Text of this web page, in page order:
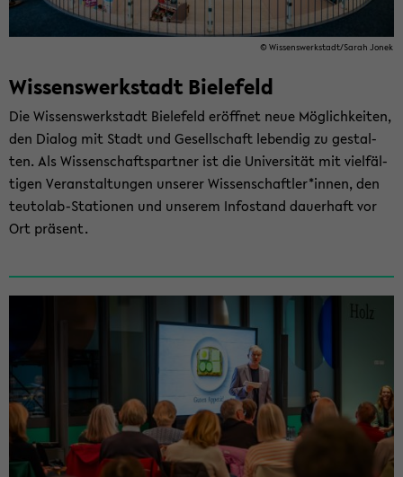
© Wis­sens­werk­stadt/Sarah Jonek
Wissenswerkstadt ­Bielefeld
Die Wis­sens­werk­stadt Bie­le­feld er­öff­net neue Mög­lich­kei­ten,
den Dia­log mit Stadt und Ge­sell­schaft le­ben­dig zu ge­stal­
ten. Als Wis­sen­schafts­part­ner ist die Uni­ver­si­tät mit viel­fäl­
ti­gen Ver­an­stal­tun­gen un­se­rer Wis­sen­schaft­ler*innen, den
teutolab-​Stationen und un­se­rem In­fo­stand dau­er­haft vor
Ort prä­sent.